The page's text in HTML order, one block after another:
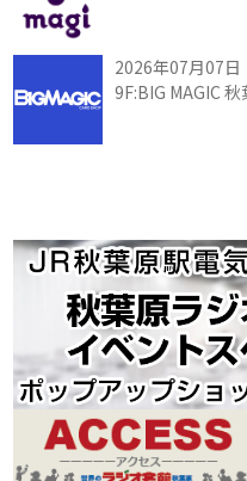
2026年07月07日
9F:BIG MAGIC